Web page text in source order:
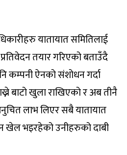
यातायात समितिलाई
तयार गरिएको बताउँदै
कम्पनी ऐनको संशोधन गर्दा
बाटो खुला राखिएको र अब तीनै
लाभ लिएर सबै यातायात
खेल भइरहेको उनीहरुको दाबी